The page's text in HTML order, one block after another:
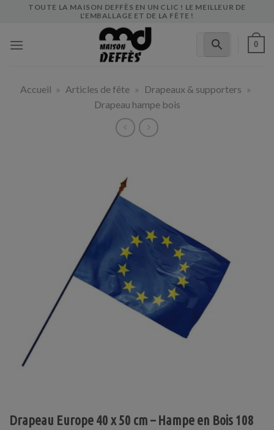
TOUTE LA MAISON DEFFÈS EN UN CLIC ! LE MEILLEUR DE
L'EMBALLAGE ET DE LA FÊTE !
0
Accueil » Articles de fête » Drapeaux & supporters »
Drapeau hampe bois
Drapeau Europe 40 x 50 cm – Hampe en Bois 108